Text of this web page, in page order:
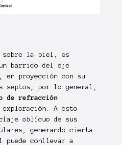
sobre la piel, es
barrido del eje
en proyección con su
septos, por lo general,
de refracción
A esto
oblícuo de sus
generando cierta
puede conllevar a